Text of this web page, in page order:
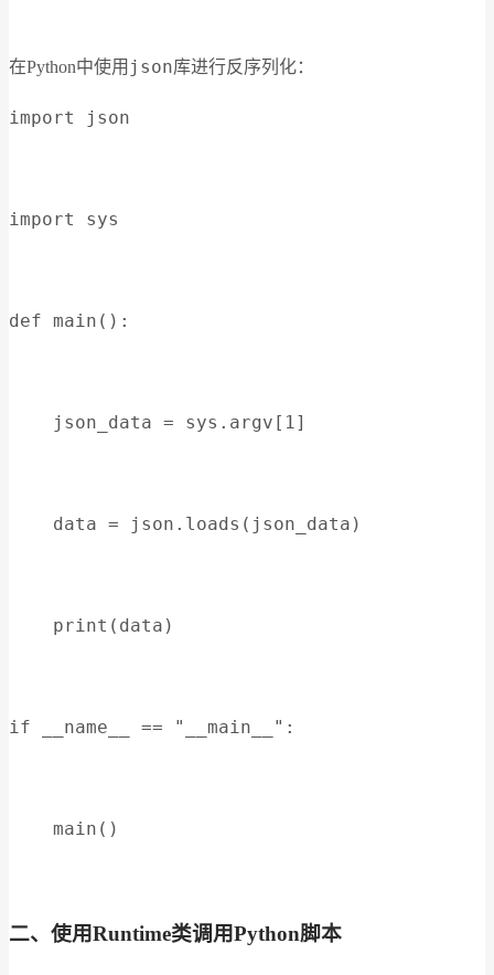
在Python中使用 json库进行反序列化：
import json
import sys
def main():
    json_data = sys.argv[1]
    data = json.loads(json_data)
    print(data)
if __name__ == "__main__":
    main()
二、使用Runtime类调用Python脚本